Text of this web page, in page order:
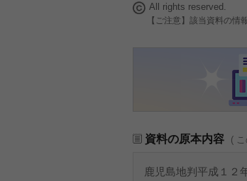
All rights reserved.
【ご注意】該当資料の情
資料の原本内容 (
鹿児島地判平成１２